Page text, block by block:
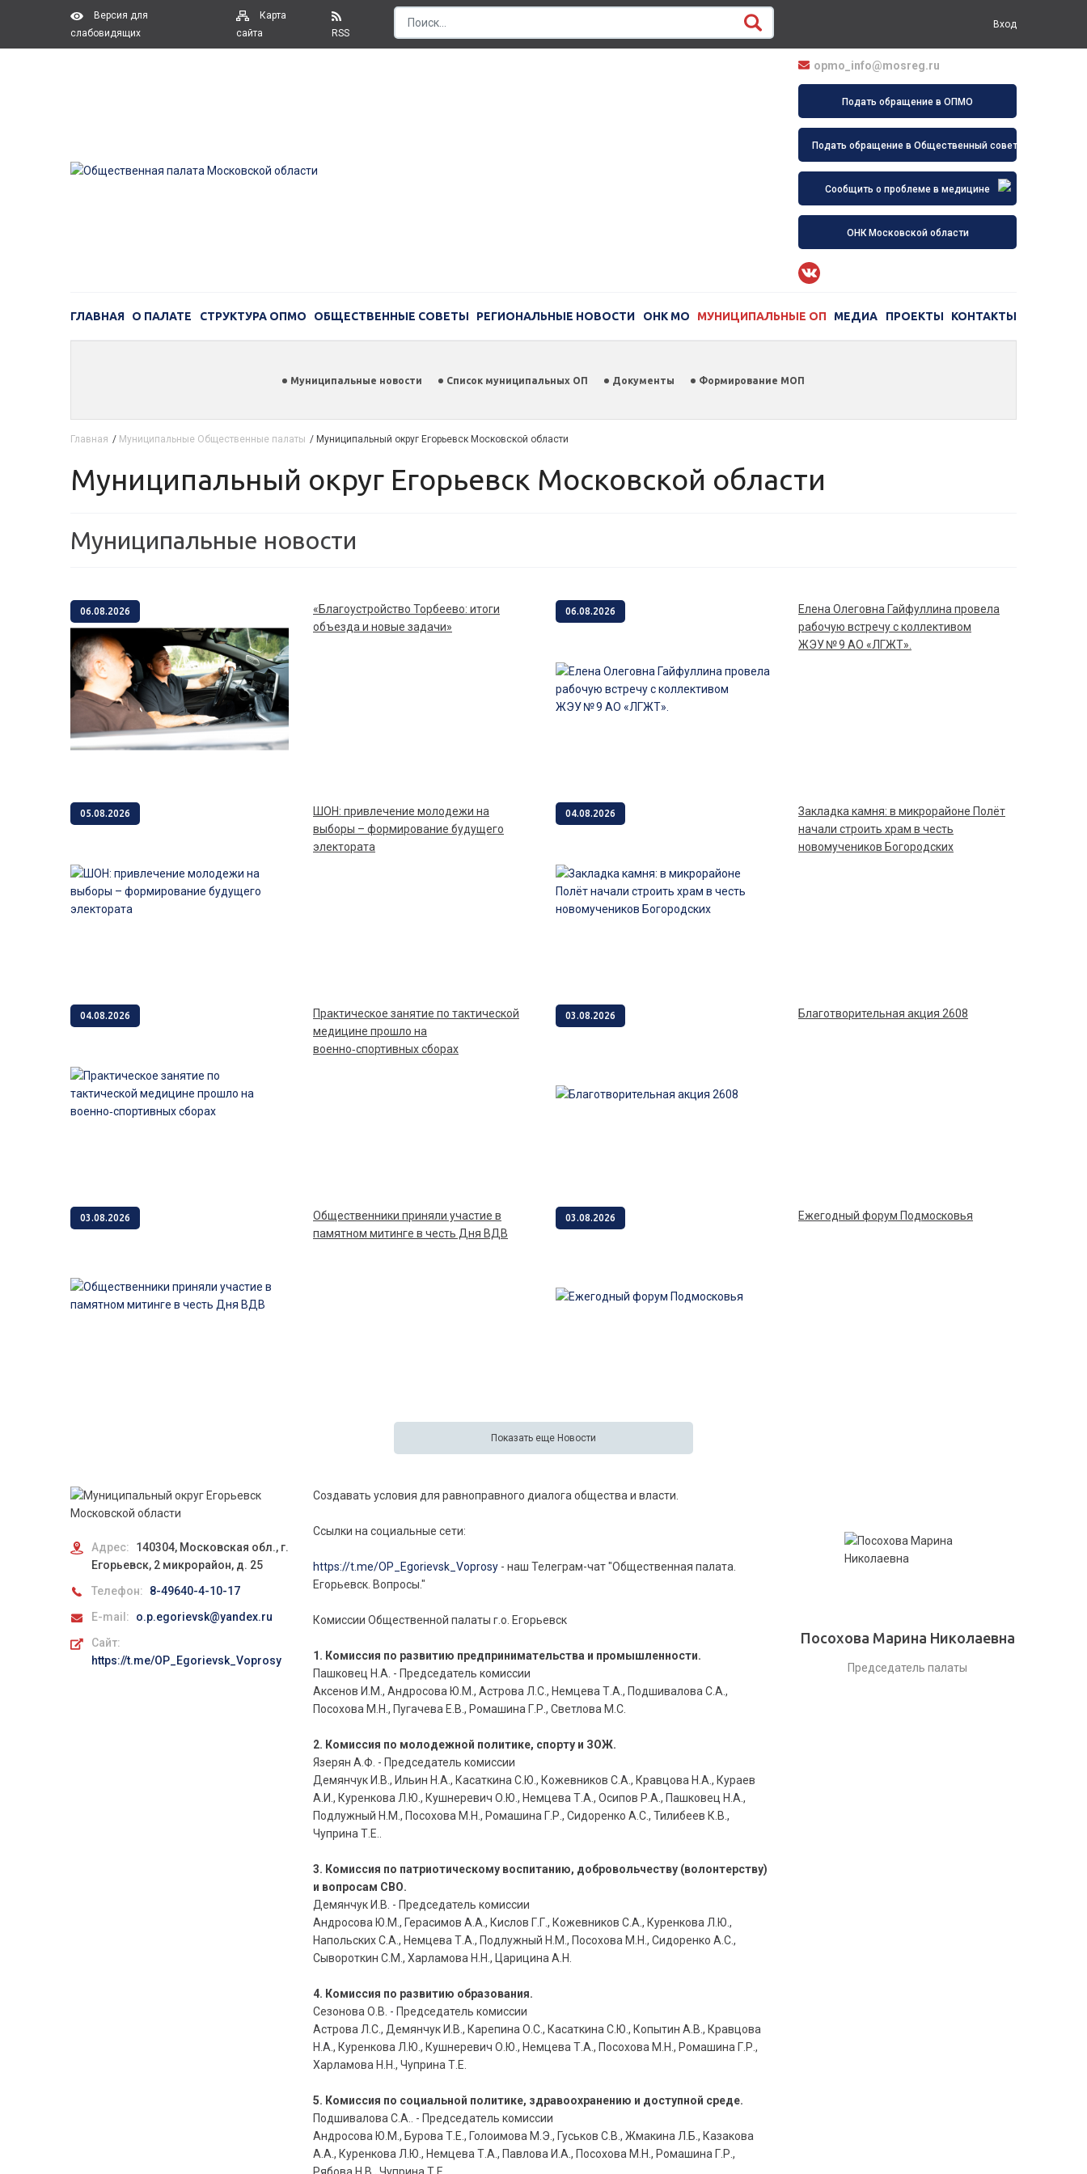
Версия для
слабовидящих
Карта
сайта
RSS
Вход
opmo_info@mosreg.ru
Подать обращение в ОПМО
Подать обращение в Общественный совет
Сообщить о проблеме в медицине
ОНК Московской области
ГЛАВНАЯ О ПАЛАТЕ СТРУКТУРА ОПМО ОБЩЕСТВЕННЫЕ СОВЕТЫ РЕГИОНАЛЬНЫЕ НОВОСТИ ОНК МО МУНИЦИПАЛЬНЫЕ ОП МЕДИА ПРОЕКТЫ КОНТАКТЫ
Муниципальные новости Список муниципальных ОП Документы Формирование МОП
Главная / Муниципальные Общественные палаты / Муниципальный округ Егорьевск Московской области
Муниципальный округ Егорьевск Московской области
Муниципальные новости
06.08.2026
«Благоустройство Торбеево: итоги
объезда и новые задачи»
06.08.2026
Елена Олеговна Гайфуллина провела
рабочую встречу с коллективом
ЖЭУ № 9 АО «ЛГЖТ».
05.08.2026
ШОН: привлечение молодежи на
выборы – формирование будущего
электората
04.08.2026
Закладка камня: в микрорайоне Полёт
начали строить храм в честь
новомучеников Богородских
04.08.2026
Практическое занятие по тактической
медицине прошло на
военно‑спортивных сборах
03.08.2026 Благотворительная акция 2608
03.08.2026
Общественники приняли участие в
памятном митинге в честь Дня ВДВ
03.08.2026 Ежегодный форум Подмосковья
Показать еще Новости
Адрес:
140304, Московская обл., г.
Егорьевск, 2 микрорайон, д. 25
Телефон:
8-49640-4-10-17
E-mail:
o.p.egorievsk@yandex.ru
Сайт:
https://t.me/OP_Egorievsk_Voprosy
Создавать условия для равноправного диалога общества и власти.
Ссылки на социальные сети:
https://t.me/OP_Egorievsk_Voprosy - наш Телеграм-чат "Общественная палата.
Егорьевск. Вопросы."
Комиссии Общественной палаты г.о. Егорьевск
1. Комиссия по развитию предпринимательства и промышленности.
Пашковец Н.А. - Председатель комиссии
Аксенов И.М., Андросова Ю.М., Астрова Л.С., Немцева Т.А., Подшивалова С.А.,
Посохова М.Н., Пугачева Е.В., Ромашина Г.Р., Светлова М.С.
2. Комиссия по молодежной политике, спорту и ЗОЖ.
Язерян А.Ф. - Председатель комиссии
Демянчук И.В., Ильин Н.А., Касаткина С.Ю., Кожевников С.А., Кравцова Н.А., Кураев
А.И., Куренкова Л.Ю., Кушнеревич О.Ю., Немцева Т.А., Осипов Р.А., Пашковец Н.А.,
Подлужный Н.М., Посохова М.Н., Ромашина Г.Р., Сидоренко А.С., Тилибеев К.В.,
Чуприна Т.Е..
3. Комиссия по патриотическому воспитанию, добровольчеству (волонтерству)
и вопросам СВО.
Демянчук И.В. - Председатель комиссии
Андросова Ю.М., Герасимов А.А., Кислов Г.Г., Кожевников С.А., Куренкова Л.Ю.,
Напольских С.А., Немцева Т.А., Подлужный Н.М., Посохова М.Н., Сидоренко А.С.,
Сывороткин С.М., Харламова Н.Н., Царицина А.Н.
4. Комиссия по развитию образования.
Сезонова О.В. - Председатель комиссии
Астрова Л.С., Демянчук И.В., Карепина О.С., Касаткина С.Ю., Копытин А.В., Кравцова
Н.А., Куренкова Л.Ю., Кушнеревич О.Ю., Немцева Т.А., Посохова М.Н., Ромашина Г.Р.,
Харламова Н.Н., Чуприна Т.Е.
5. Комиссия по социальной политике, здравоохранению и доступной среде.
Подшивалова С.А.. - Председатель комиссии
Андросова Ю.М., Бурова Т.Е., Голоимова М.Э., Гуськов С.В., Жмакина Л.Б., Казакова
А.А., Куренкова Л.Ю., Немцева Т.А., Павлова И.А., Посохова М.Н., Ромашина Г.Р.,
Посохова Марина Николаевна
Председатель палаты